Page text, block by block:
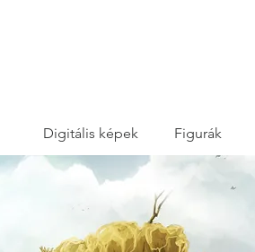
Digitális képek Figurák